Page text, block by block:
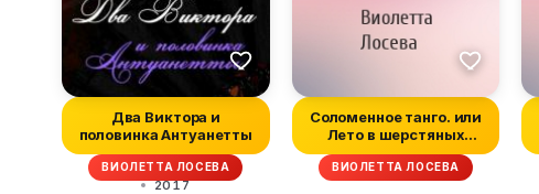
Два Виктора и
половинка Антуанетты
ВИОЛЕТТА ЛОСЕВА
2017
Соломенное танго. или
Лето в шерстяных
носках
ВИОЛЕТТА ЛОСЕВА